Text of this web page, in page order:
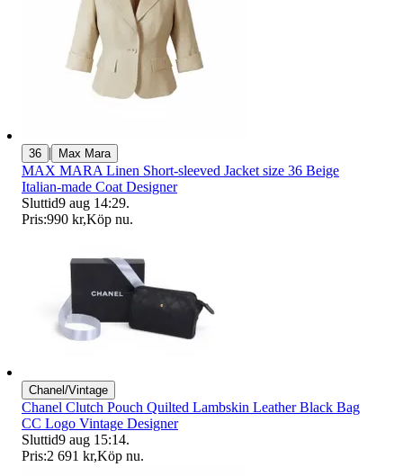
36 | Max Mara
MAX MARA Linen Short-sleeved Jacket size 36 Beige
Italian-made Coat Designer
Sluttid9 aug 14:29.
Pris:990 kr,Köp nu.
Chanel/Vintage
Chanel Clutch Pouch Quilted Lambskin Leather Black Bag
CC Logo Vintage Designer
Sluttid9 aug 15:14.
Pris:2 691 kr,Köp nu.